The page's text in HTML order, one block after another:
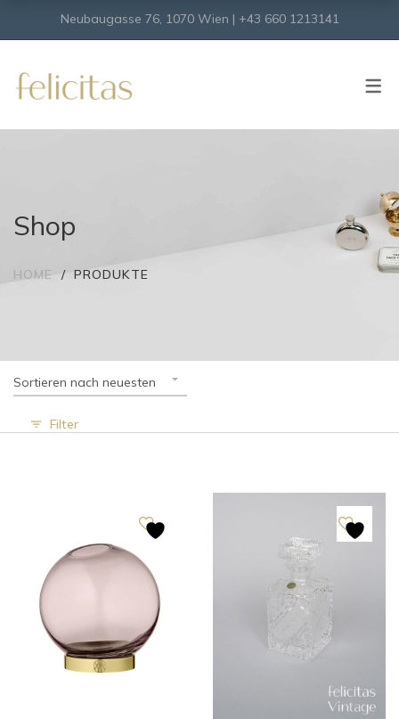
Neubaugasse 76, 1070 Wien | +43 660 1213141
Shop
HOME PRODUKTE
Sortieren nach neuesten
Filter